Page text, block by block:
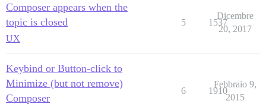
Composer appears when the
topic is closed
UX
5 1537
Dicembre
20, 2017
Keybind or Button-click to
Minimize (but not remove)
Composer
6 1910
Febbraio 9,
2015